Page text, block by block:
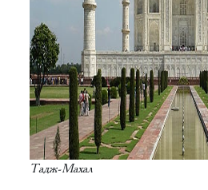
Тадж-Махал